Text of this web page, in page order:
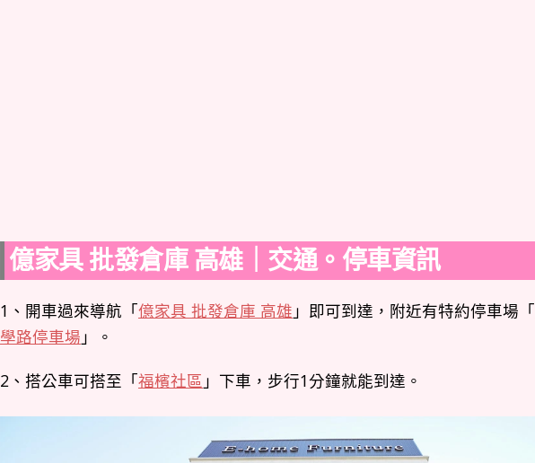
億家具 批發倉庫 高雄｜交通。停車資訊
1、開車過來導航「億家具 批發倉庫 高雄 」即可到達，附近有特約停車場「
學路停車場 」。
2、搭公車可搭至「福檳社區 」下車，步行1分鐘就能到達。